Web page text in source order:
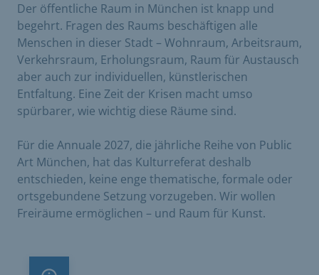
​Der öffentliche Raum in München ist knapp und
begehrt. Fragen des Raums beschäftigen alle
Menschen in dieser Stadt – Wohnraum, Arbeitsraum,
Verkehrsraum, Erholungsraum, Raum für Austausch
aber auch zur individuellen, künstlerischen
Entfaltung. Eine Zeit der Krisen macht umso
spürbarer, wie wichtig diese Räume sind.
Für die Annuale 2027, die jährliche Reihe von Public
Art München, hat das Kulturreferat deshalb
entschieden, keine enge thematische, formale oder
ortsgebundene Setzung vorzugeben. Wir wollen
Freiräume ermöglichen – und Raum für Kunst.